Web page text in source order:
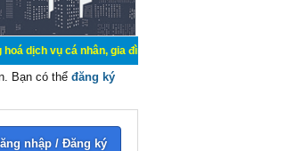
nhân, gia đình. Mua bán, ký gửi, cho thuê thiết bị
Bạn có thể đăng ký
nhập / Đăng ký